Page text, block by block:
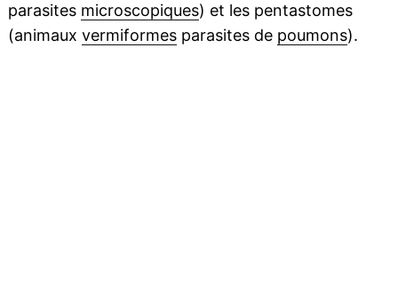
parasites microscopiques) et les pentastomes
(animaux vermiformesparasites de poumons).